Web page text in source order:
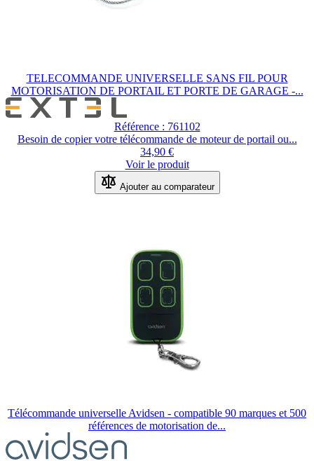
TELECOMMANDE UNIVERSELLE SANS FIL POUR
MOTORISATION DE PORTAIL ET PORTE DE GARAGE -...
Référence : 761102
Besoin de copier votre télécommande de moteur de portail ou...
34,90 €
Voir le produit
Ajouter au comparateur
Télécommande universelle Avidsen - compatible 90 marques et 500
références de motorisation de...